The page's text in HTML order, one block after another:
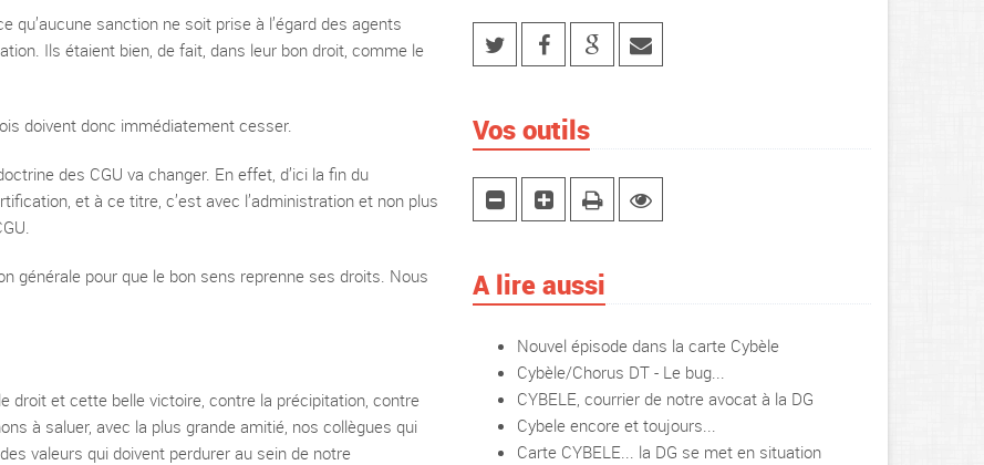
qu’aucune sanction ne soit prise à l’égard des agents
Ils étaient bien, de fait, dans leur bon droit, comme le
doivent donc immédiatement cesser.
des CGU va changer. En effet, d’ici la fin du
et à ce titre, c’est avec l’administration et non plus
générale pour que le bon sens reprenne ses droits. Nous
droit et cette belle victoire, contre la précipitation, contre
à saluer, avec la plus grande amitié, nos collègues qui
valeurs qui doivent perdurer au sein de notre
Vos outils
A lire aussi
Nouvel épisode dans la carte Cybèle
Cybèle/Chorus DT - Le bug...
CYBELE, courrier de notre avocat à la DG
Cybele encore et toujours...
Carte CYBELE... la DG se met en situation